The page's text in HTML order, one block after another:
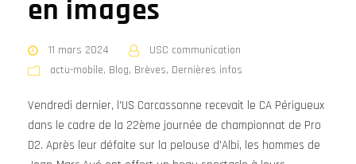
en images
11 mars 2024
USC communication
actu-mobile, Blog, Brèves, Dernières infos
Vendredi dernier, l'US Carcassonne recevait le CA Périgueux
dans le cadre de la 22ème journée de championnat de Pro
D2. Après leur défaite sur la pelouse d'Albi, les hommes de